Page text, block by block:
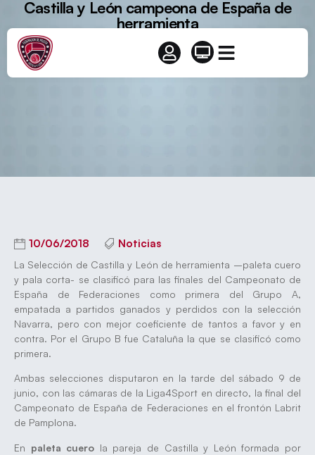
Castilla y León campeona de España de
herramienta
10/06/2018 Noticias
La Selección de Castilla y León de herramienta –paleta cuero
y pala corta- se clasificó para las finales del Campeonato de
España de Federaciones como primera del Grupo A,
empatada a partidos ganados y perdidos con la selección
Navarra, pero con mejor coeficiente de tantos a favor y en
contra. Por el Grupo B fue Cataluña la que se clasificó como
primera.
Ambas selecciones disputaron en la tarde del sábado 9 de
junio, con las cámaras de la Liga4Sport en directo, la final del
Campeonato de España de Federaciones en el frontón Labrit
de Pamplona.
En paleta cuero la pareja de Castilla y León formada por